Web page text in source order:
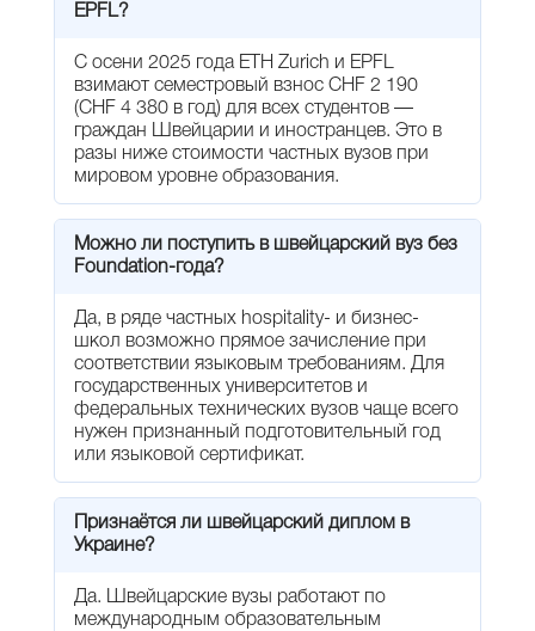
EPFL?
С осени 2025 года ETH Zurich и EPFL
взимают семестровый взнос CHF 2 190
(CHF 4 380 в год) для всех студентов —
граждан Швейцарии и иностранцев. Это в
разы ниже стоимости частных вузов при
мировом уровне образования.
Можно ли поступить в швейцарский вуз без
Foundation-года?
Да, в ряде частных hospitality- и бизнес-
школ возможно прямое зачисление при
соответствии языковым требованиям. Для
государственных университетов и
федеральных технических вузов чаще всего
нужен признанный подготовительный год
или языковой сертификат.
Признаётся ли швейцарский диплом в
Украине?
Да. Швейцарские вузы работают по
международным образовательным